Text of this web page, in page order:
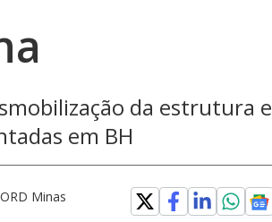
da estrutura e
em BH
Minas